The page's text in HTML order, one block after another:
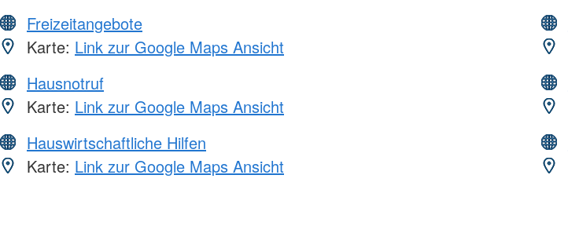
Freizeitangebote
Karte: Link zur Google Maps Ansicht
Hausnotruf
Karte: Link zur Google Maps Ansicht
Hauswirtschaftliche Hilfen
Karte: Link zur Google Maps Ansicht